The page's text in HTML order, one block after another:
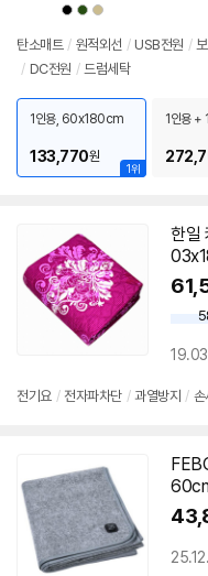
상
품
상
상
품
상
상
품
색
상
탄소매트 / 원적외선 / USB전원 /
/ DC전원 / 드럼세탁
1위
1인용, 60x180cm
133,770원
1인용 +
한일
전기요 / 전자파차단 / 과열방지 / 손